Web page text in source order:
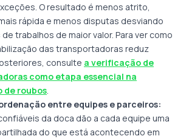
O resultado é menos atrito,
rápida e menos disputas desviando
trabalhos de maior valor. Para ver como
das transportadoras reduz
consulte a verificação de
como etapa essencial na
de roubos.
entre equipes e parceiros:
da doca dão a cada equipe uma
do que está acontecendo em